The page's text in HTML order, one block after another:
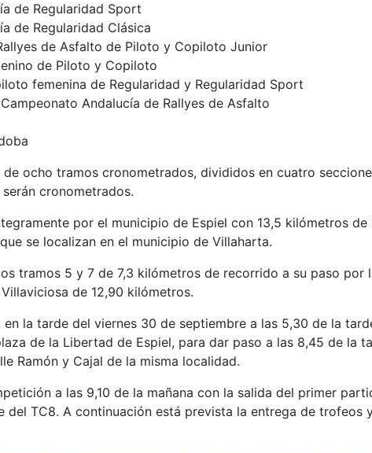
de Regularidad Sport
de Regularidad Clásica
de Asfalto de Piloto y Copiloto Junior
de Piloto y Copiloto
femenina de Regularidad y Regularidad Sport
Andalucía de Rallyes de Asfalto
ocho tramos cronometrados, divididos en cuatro
cronometrados.
por el municipio de Espiel con 13,5 kilómetros
se localizan en el municipio de Villaharta.
tramos 5 y 7 de 7,3 kilómetros de recorrido a su paso
de 12,90 kilómetros.
la tarde del viernes 30 de septiembre a las 5,30 de la
de la Libertad de Espiel, para dar paso a las 8,45 de la
Ramón y Cajal de la misma localidad.
a las 9,10 de la mañana con la salida del primer
del TC8. A continuación está prevista la entrega de trofeos